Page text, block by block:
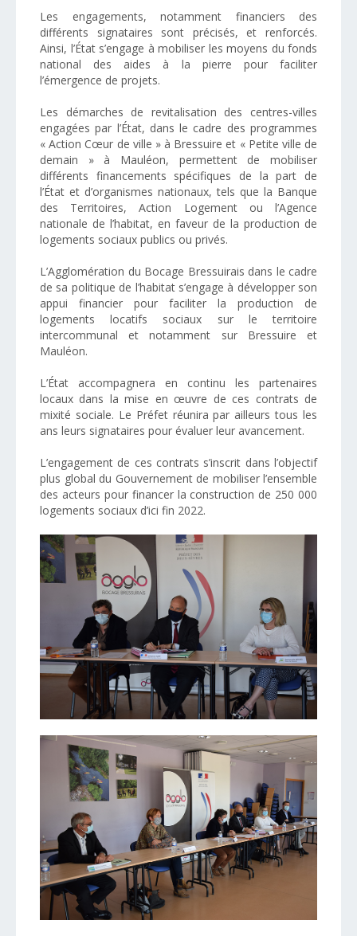
Les engagements, notamment financiers des
différents signataires sont précisés, et renforcés.
Ainsi, l’État s’engage à mobiliser les moyens du fonds
national des aides à la pierre pour faciliter
l’émergence de projets.
Les démarches de revitalisation des centres-villes
engagées par l’État, dans le cadre des programmes
« Action Cœur de ville » à Bressuire et « Petite ville de
demain » à Mauléon, permettent de mobiliser
différents financements spécifiques de la part de
l’État et d’organismes nationaux, tels que la Banque
des Territoires, Action Logement ou l’Agence
nationale de l’habitat, en faveur de la production de
logements sociaux publics ou privés.
L’Agglomération du Bocage Bressuirais dans le cadre
de sa politique de l’habitat s’engage à développer son
appui financier pour faciliter la production de
logements locatifs sociaux sur le territoire
intercommunal et notamment sur Bressuire et
Mauléon.
L’État accompagnera en continu les partenaires
locaux dans la mise en œuvre de ces contrats de
mixité sociale. Le Préfet réunira par ailleurs tous les
ans leurs signataires pour évaluer leur avancement.
L’engagement de ces contrats s’inscrit dans l’objectif
plus global du Gouvernement de mobiliser l’ensemble
des acteurs pour financer la construction de 250 000
logements sociaux d’ici fin 2022.